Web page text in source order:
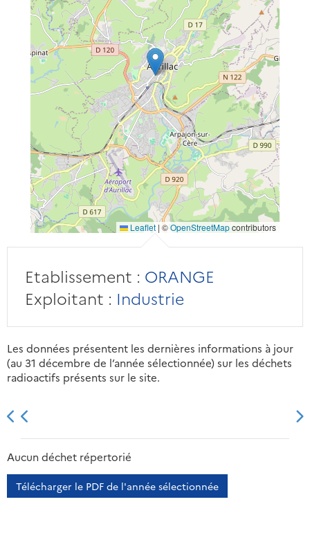
Leaflet | ©OpenStreetMapcontributors
Etablissement : ORANGE
Exploitant : Industrie
Les données présentent les dernières informations à jour
(au 31 décembre de l’année sélectionnée) sur les déchets
radioactifs présents sur le site.
2013 2014
Aucun déchet répertorié
Télécharger le PDF de l'année sélectionnée